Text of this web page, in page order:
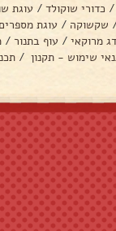
/ כדורי שוקולד / עוגת
שקשוקה / עוגת
דג מרוקאי / עוף בתנור /
שימוש - תקנון /